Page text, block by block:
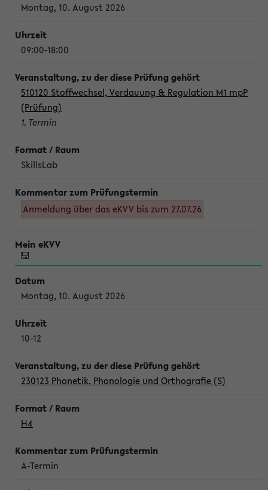
Montag, 10. August 2026
09:00-18:00
510120 Stoffwechsel, Verdauung & Regulation M1 mpP
(Prüfung)
1. Termin
SkillsLab
Anmeldung über das eKVV bis zum 27.07.26
Montag, 10. August 2026
10-12
230123 Phonetik, Phonologie und Orthografie (S)
H4
A-Termin